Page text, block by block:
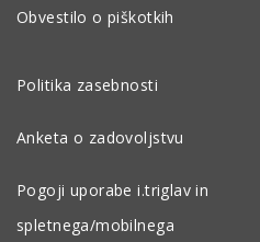
Obvestilo o piškotkih
Politika zasebnosti
Anketa o zadovoljstvu
Pogoji uporabe i.triglav in
spletnega/mobilnega